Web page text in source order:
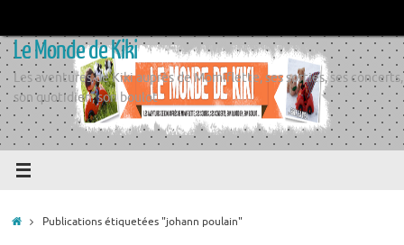
contenu
Le Monde de Kiki
Les aventures de Kiki auprès de Momiflette, ses sorties, ses concerts,
son quotidien, son boulot
AccueilPublications étiquetées "johann poulain"